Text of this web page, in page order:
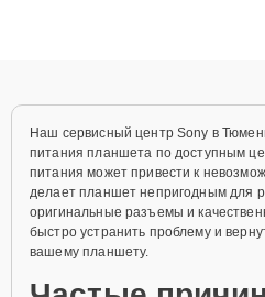
Наш сервисный центр Sony в
питания планшета по доступным
питания может привести к
делает планшет непригодным для
оригинальные разъемы и
быстро устранить проблему и
вашему планшету.